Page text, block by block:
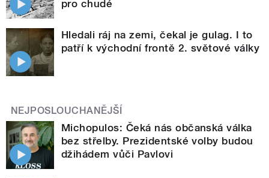
pro chudé
Hledali ráj na zemi, čekal je gulag. I to
patří k východní frontě 2. světové války
NEJPOSLOUCHANĚJŠÍ
Michopulos: Čeká nás občanská válka
bez střelby. Prezidentské volby budou
džihádem vůči Pavlovi